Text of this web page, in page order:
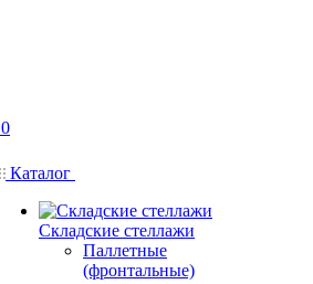
0
Каталог
Складские стеллажи
Паллетные
(фронтальные)